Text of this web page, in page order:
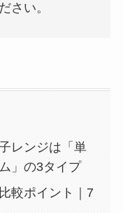
さい。
レンジは「単
」の3タイプ
較ポイント｜7